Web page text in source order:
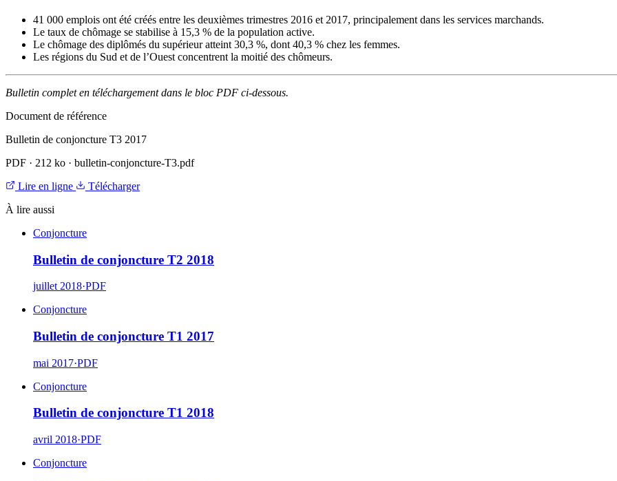
41 000 emplois ont été créés entre les deuxièmes trimestres 2016 et 2017, principalement dans les services marchands.
Le taux de chômage se stabilise à 15,3 % de la population active.
Le chômage des diplômés du supérieur atteint 30,3 %, dont 40,3 % chez les femmes.
Les régions du Sud et de l’Ouest concentrent la moitié des chômeurs.
Bulletin complet en téléchargement dans le bloc PDF ci-dessous.
Document de référence
Bulletin de conjoncture T3 2017
PDF · 212 ko · bulletin-conjoncture-T3.pdf
Lire en ligne
Télécharger
À lire aussi
Conjoncture
Bulletin de conjoncture T2 2018
juillet 2018·PDF
Conjoncture
Bulletin de conjoncture T1 2017
mai 2017·PDF
Conjoncture
Bulletin de conjoncture T1 2018
avril 2018·PDF
Conjoncture